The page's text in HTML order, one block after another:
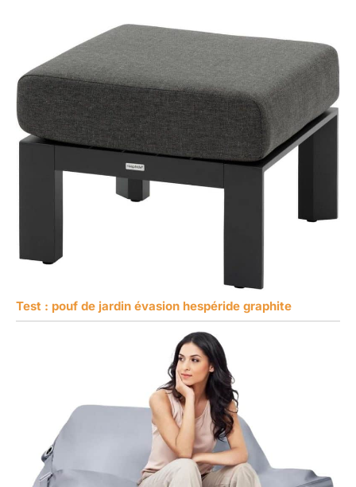
Test : pouf de jardin évasion hespéride graphite